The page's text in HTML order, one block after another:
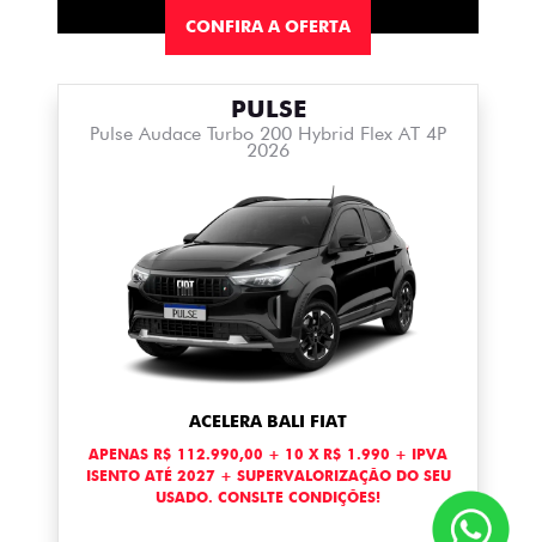
CONFIRA A OFERTA
PULSE
Pulse Audace Turbo 200 Hybrid Flex AT 4P
2026
ACELERA BALI FIAT
APENAS R$ 112.990,00 + 10 X R$ 1.990 + IPVA
ISENTO ATÉ 2027 + SUPERVALORIZAÇÃO DO SEU
USADO. CONSLTE CONDIÇÕES!